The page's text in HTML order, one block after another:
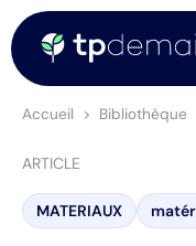
Accueil Bibliothèque
ARTICLE
MATERIAUX